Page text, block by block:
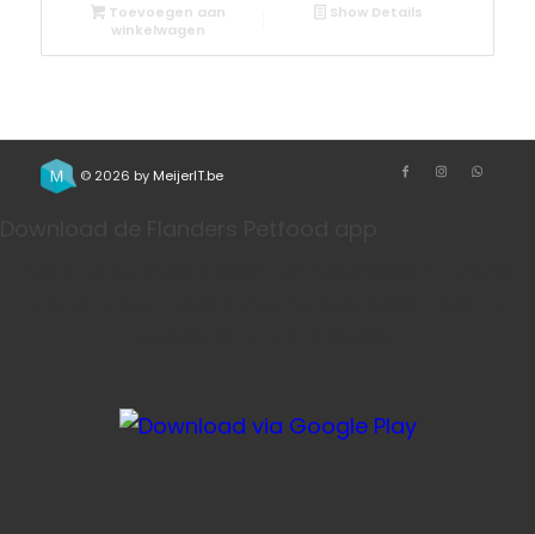
Toevoegen aan
winkelwagen
Show Details
© 2026 by MeijerIT.be